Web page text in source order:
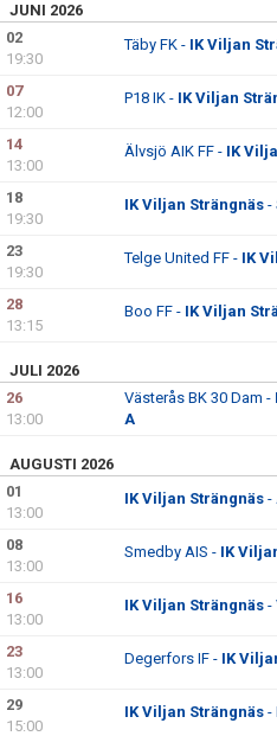
JUNI 2026
02
19:30
Täby FK - IK Viljan
07
12:00
P18 IK - IK Viljan
14
13:00
Älvsjö AIK FF - IK
18
19:30
IK Viljan Strängnäs -
23
19:30
Telge United FF - IK
28
13:15
Boo FF - IK Viljan
JULI 2026
26
13:00
Västerås BK 30 Dam -
A
AUGUSTI 2026
01
13:00
IK Viljan Strängnäs -
08
13:00
Smedby AIS - IK
16
13:00
IK Viljan Strängnäs -
23
13:00
Degerfors IF - IK
29
15:00
IK Viljan Strängnäs -